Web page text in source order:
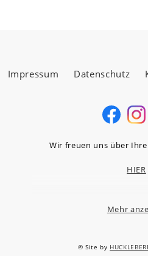
Impressum Datenschutz
Wir freuen uns über
HIER
Niederstedter Weg 13A – 17,
Mehr
© Site by